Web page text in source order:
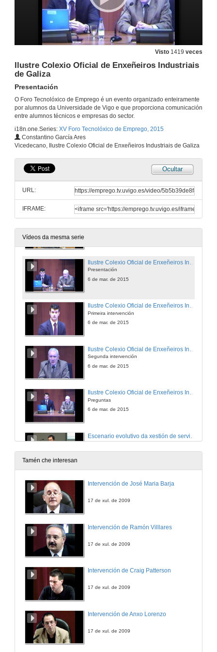
Visto 1419 veces
Ilustre Colexio Oficial de Enxeñeiros Industriais
de Galiza
Presentación
O Foro Tecnolóxico de Emprego é un evento organizado enteiramente
por alumnos da Universidade de Vigo e que proporciona comunicación
entre alumnos técnicos e empresas do sector.
i18n.one.Series: XV Foro Tecnolóxico de Emprego, 2015
Constantino García Ares
Vicedecano, Ilustre Colexio Oficial de Enxeñeiros Industriais de Galiza
Ocultar
URL:
IFRAME:
Vídeos da mesma serie
Conferencia
5 de mar. de 2015
Internet of Things e Open Hardware sobre redes celulares
5 de mar. de 2015
Conferencia
5 de mar. de 2015
Oportunidades en Repsol
5 de mar. de 2015
Qué fai un enxeñeiro en Deloitte?
Conferencia
6 de mar. de 2015
Qué fai un enxeñeiro en Deloitte?
Presentación
6 de mar. de 2015
Ilustre Colexio Oficial de Enxeñeiros Industriais de Galiza
Primeira intervención
6 de mar. de 2015
Segunda intervención
6 de mar. de 2015
Ilustre Colexio Oficial de Enxeñeiros Industriais de Galiza
Preguntas
6 de mar. de 2015
Conferencia
6 de mar. de 2015
Preguntas
Presentación
Primeira intervención
Segunda intervención
Tamén che interesan
Intervención de José Maria Barja
17 de xul. de 2009
Intervención de Ramón Villlares
17 de xul. de 2009
Intervención de Craig Patterson
17 de xul. de 2009
Intervención de Anxo Lorenzo
17 de xul. de 2009